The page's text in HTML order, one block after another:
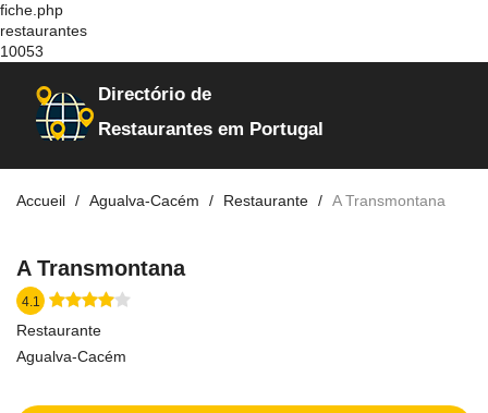
fiche.php
restaurantes
10053
Directório de
Restaurantes em Portugal
Accueil Agualva-Cacém Restaurante A Transmontana
A Transmontana
4.1
Restaurante
Agualva-Cacém